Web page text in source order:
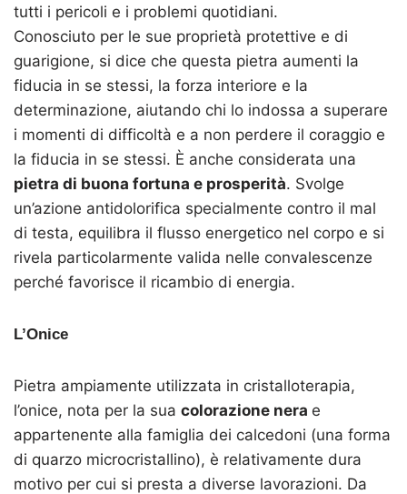
tutti i pericoli e i problemi quotidiani.
Conosciuto per le sue proprietà protettive e di
guarigione, si dice che questa pietra aumenti la
fiducia in se stessi, la forza interiore e la
determinazione, aiutando chi lo indossa a superare
i momenti di difficoltà e a non perdere il coraggio e
la fiducia in se stessi. È anche considerata una
pietra di buona fortuna e prosperità. Svolge
un’azione antidolorifica specialmente contro il mal
di testa, equilibra il flusso energetico nel corpo e si
rivela particolarmente valida nelle convalescenze
perché favorisce il ricambio di energia.
L’Onice
Pietra ampiamente utilizzata in cristalloterapia,
l’onice, nota per la sua colorazione nera e
appartenente alla famiglia dei calcedoni (una forma
di quarzo microcristallino), è relativamente dura
motivo per cui si presta a diverse lavorazioni. Da